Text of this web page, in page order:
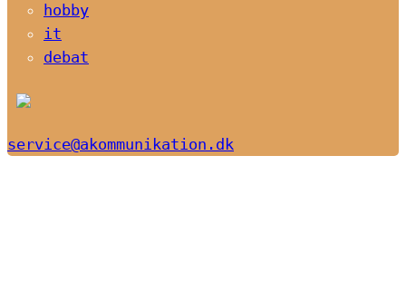
hobby
it
debat
service@akommunikation.dk